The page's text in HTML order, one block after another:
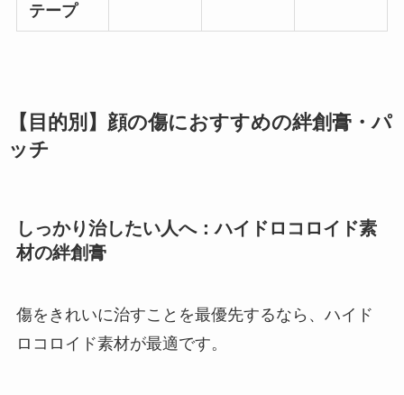
テープ
【目的別】顔の傷におすすめの絆創膏・パ
ッチ
しっかり治したい人へ：ハイドロコロイド素
材の絆創膏
傷をきれいに治すことを最優先するなら、ハイド
ロコロイド素材が最適です。